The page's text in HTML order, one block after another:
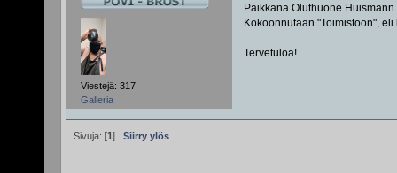
Viestejä: 317
Galleria
Paikkana Oluthuone
Kokoonnutaan "Toimistoon",
Tervetuloa!
Sivuja: [1] Siirry ylös